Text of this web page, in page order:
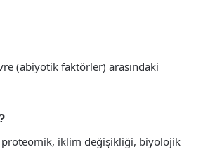
(abiyotik faktörler) arasındaki
proteomik, iklim değişikliği, biyolojik